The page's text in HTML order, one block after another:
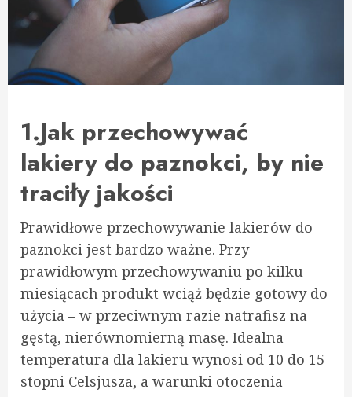
1.Jak przechowywać
lakiery do paznokci, by nie
traciły jakości
Prawidłowe przechowywanie lakierów do
paznokci jest bardzo ważne. Przy
prawidłowym przechowywaniu po kilku
miesiącach produkt wciąż będzie gotowy do
użycia – w przeciwnym razie natrafisz na
gęstą, nierównomierną masę. Idealna
temperatura dla lakieru wynosi od 10 do 15
stopni Celsjusza, a warunki otoczenia